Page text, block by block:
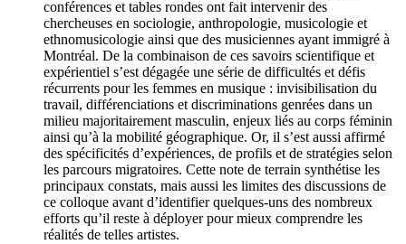
conférences et tables rondes ont fait intervenir des
chercheuses en sociologie, anthropologie, musicologie et
ethnomusicologie ainsi que des musiciennes ayant immigré à
Montréal. De la combinaison de ces savoirs scientifique et
expérientiel s’est dégagée une série de difficultés et défis
récurrents pour les femmes en musique : invisibilisation du
travail, différenciations et discriminations genrées dans un
milieu majoritairement masculin, enjeux liés au corps féminin
ainsi qu’à la mobilité géographique. Or, il s’est aussi affirmé
des spécificités d’expériences, de profils et de stratégies selon
les parcours migratoires. Cette note de terrain synthétise les
principaux constats, mais aussi les limites des discussions de
ce colloque avant d’identifier quelques-uns des nombreux
efforts qu’il reste à déployer pour mieux comprendre les
réalités de telles artistes.